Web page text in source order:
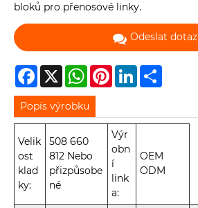
bloků pro přenosové linky.
Odeslat dotaz
Facebook
X WhatsAppPinterestLinkedIn
Popis výrobku
Velik
ost
klad
ky:
508 660
812 Nebo
přizpůsobe
né
Výr
obn
í
link
a:
OEM
ODM